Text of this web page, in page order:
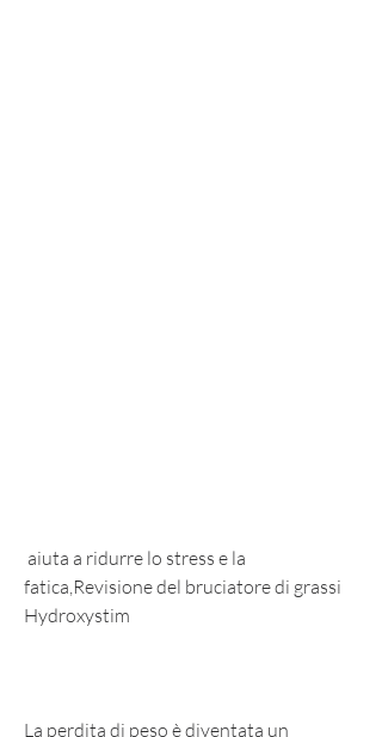
fatica,Revisione del bruciatore di grassi
Hydroxystim
La perdita di peso è diventata un